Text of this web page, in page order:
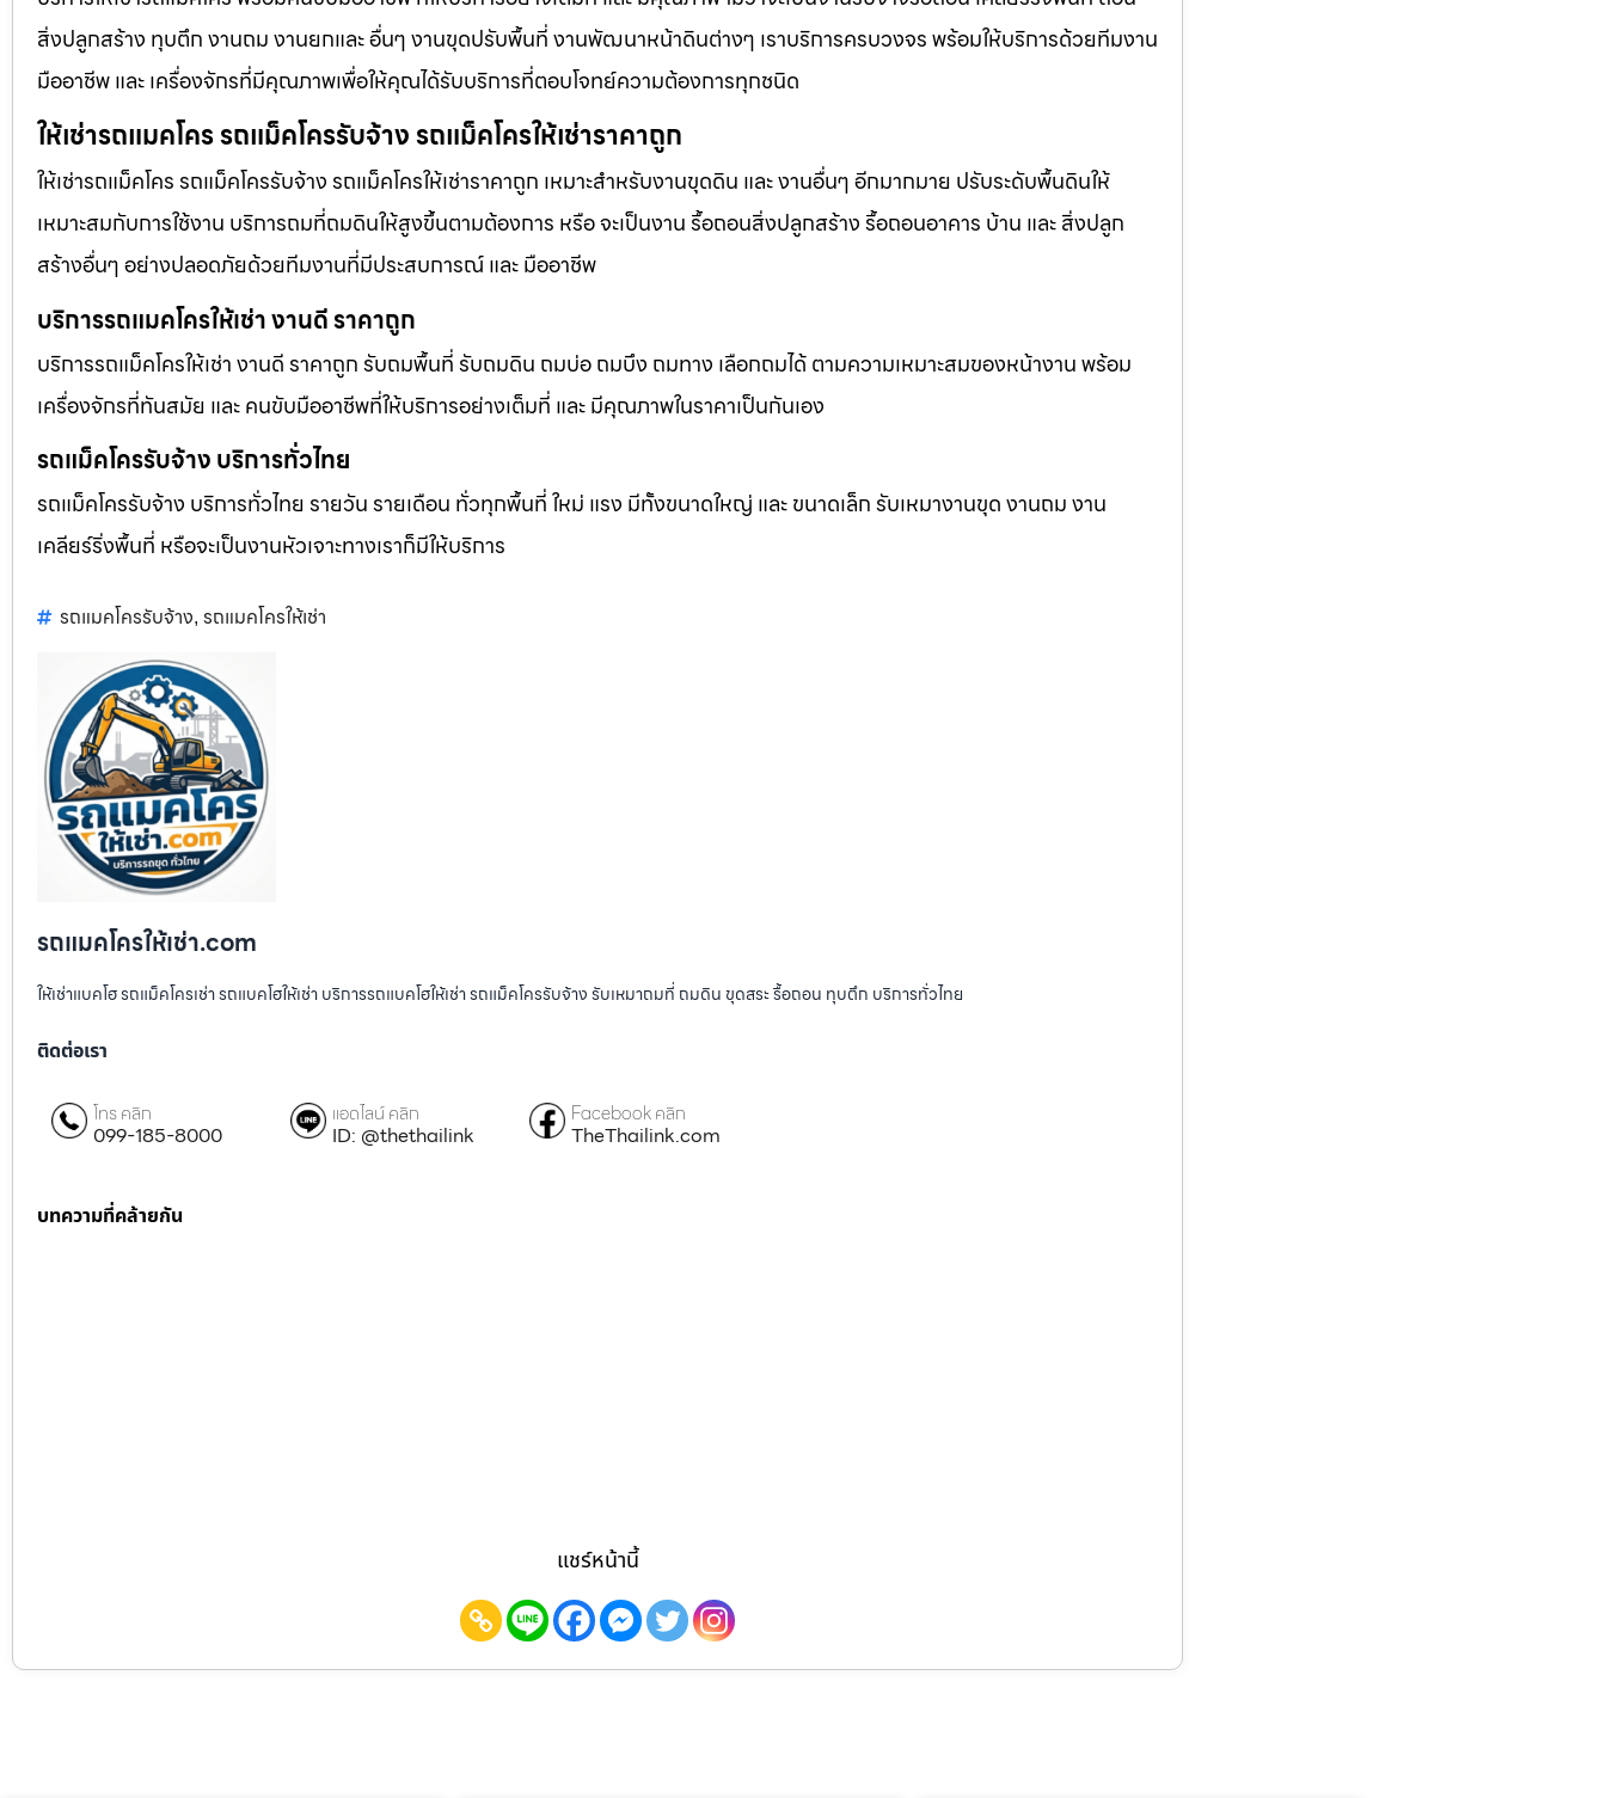
สิ่งปลูกสร้าง ทุบตึก งานถม งานยกและ อื่นๆ งานขุดปรับพื้นที่ งานพัฒนาหน้าดินต่างๆ เราบริการครบวงจร พร้อมให้บริการด้วยทีมงาน
มืออาชีพ และ เครื่องจักรที่มีคุณภาพเพื่อให้คุณได้รับบริการที่ตอบโจทย์ความต้องการทุกชนิด
ให้เช่ารถแมคโคร รถแม็คโครรับจ้าง รถแม็คโครให้เช่าราคาถูก
ให้เช่ารถแม็คโคร รถแม็คโครรับจ้าง รถแม็คโครให้เช่าราคาถูก เหมาะสำหรับงานขุดดิน และ งานอื่นๆ อีกมากมาย ปรับระดับพื้นดินให้
เหมาะสมกับการใช้งาน บริการถมที่ถมดินให้สูงขึ้นตามต้องการ หรือ จะเป็นงาน รื้อถอนสิ่งปลูกสร้าง รื้อถอนอาคาร บ้าน และ สิ่งปลูก
สร้างอื่นๆ อย่างปลอดภัยด้วยทีมงานที่มีประสบการณ์ และ มืออาชีพ
บริการรถแมคโครให้เช่า งานดี ราคาถูก
บริการรถแม็คโครให้เช่า งานดี ราคาถูก รับถมพื้นที่ รับถมดิน ถมบ่อ ถมบึง ถมทาง เลือกถมได้ ตามความเหมาะสมของหน้างาน พร้อม
เครื่องจักรที่ทันสมัย และ คนขับมืออาชีพที่ให้บริการอย่างเต็มที่ และ มีคุณภาพในราคาเป็นกันเอง
รถแม็คโครรับจ้าง บริการทั่วไทย
รถแม็คโครรับจ้าง บริการทั่วไทย รายวัน รายเดือน ทั่วทุกพื้นที่ ใหม่ แรง มีทั้งขนาดใหญ่ และ ขนาดเล็ก รับเหมางานขุด งานถม งาน
เคลียร์ริ่งพื้นที่ หรือจะเป็นงานหัวเจาะทางเราก็มีให้บริการ
รถแมคโครรับจ้าง, รถแมคโครให้เช่า
รถแมคโครให้เช่า.com
ให้เช่าแบคโฮ รถแม็คโครเช่า รถแบคโฮให้เช่า บริการรถแบคโฮให้เช่า รถแม็คโครรับจ้าง รับเหมาถมที่ ถมดิน ขุดสระ รื้อถอน ทุบตึก บริการทั่วไทย
ติดต่อเรา
โทร คลิก
099-185-8000
แอดไลน์ คลิก
ID: @thethailink
Facebook คลิก
TheThailink.com
บทความที่คล้ายกัน
แชร์หน้านี้